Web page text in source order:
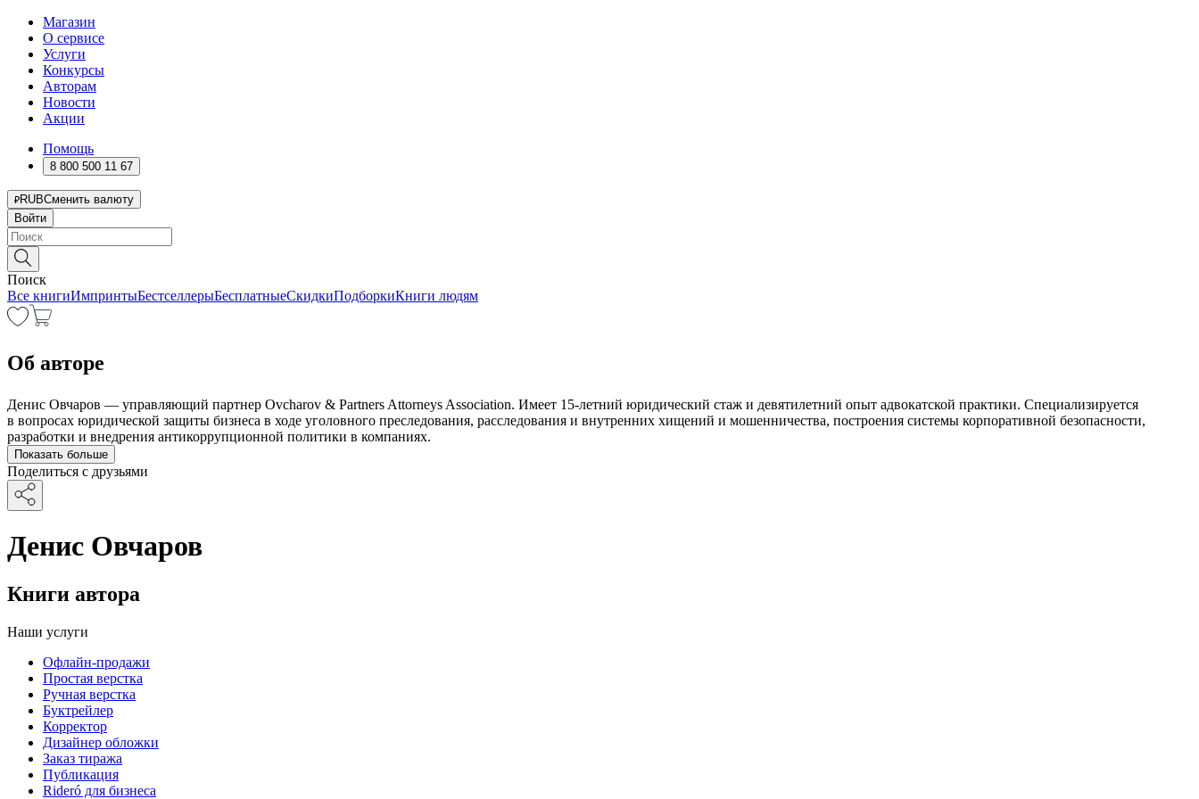
Магазин
О сервисе
Услуги
Конкурсы
Авторам
Новости
Акции
Помощь
8 800 500 11 67
RUBСменить валюту
Войти
Поиск
Все книгиИмпринтыБестселлерыБесплатныеСкидкиПодборкиКниги людям
Об авторе
Денис Овчаров — управляющий партнер Ovcharov & Partners Attorneys Association. Имеет 15-летний юридический стаж и девятилетний опыт адвокатской практики. Специализируется
в вопросах юридической защиты бизнеса в ходе уголовного преследования, расследования и внутренних хищений и мошенничества, построения системы корпоративной безопасности,
разработки и внедрения антикоррупционной политики в компаниях.
Показать больше
Поделиться с друзьями
Денис Овчаров
Книги автора
Наши услуги
Офлайн-продажи
Простая верстка
Ручная верстка
Буктрейлер
Корректор
Дизайнер обложки
Заказ тиража
Публикация
Rideró для бизнеса